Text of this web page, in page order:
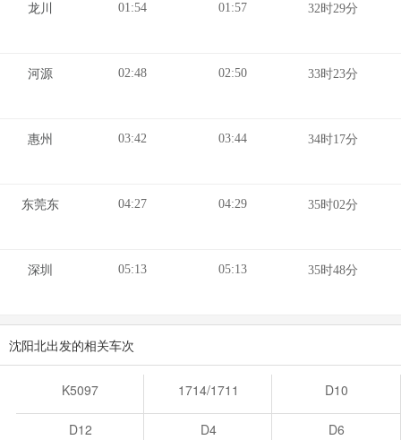
龙川 01:54 01:57 32时29分
河源 02:48 02:50 33时23分
惠州 03:42 03:44 34时17分
东莞东 04:27 04:29 35时02分
深圳 05:13 05:13 35时48分
沈阳北出发的相关车次
K5097 1714/1711 D10
D12 D4 D6